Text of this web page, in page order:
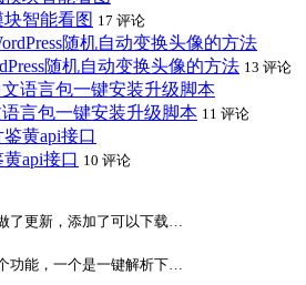
智能看图 17 评论
随机自动变换头像的方法 13 评论
言包一键安装升级脚本 11 评论
api接口 10 评论
了更新，添加了可以下载…
功能，一个是一键解析下…